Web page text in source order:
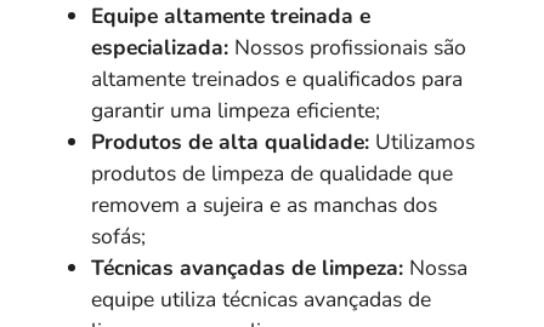
Equipe altamente treinada e
especializada: Nossos profissionais são
altamente treinados e qualificados para
garantir uma limpeza eficiente;
Produtos de alta qualidade: Utilizamos
produtos de limpeza de qualidade que
removem a sujeira e as manchas dos
sofás;
Técnicas avançadas de limpeza: Nossa
equipe utiliza técnicas avançadas de